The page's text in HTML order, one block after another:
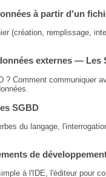
à partir d'un
(création, remplissage,
externes — Les
? Comment communiquer
SGBD
du langage,
de
à l'IDE, l'éditeur pour